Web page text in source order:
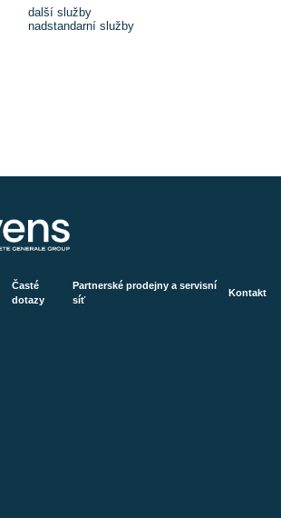
další služby
nadstandarní služby
Časté
dotazy
Partnerské prodejny a servisní
síť
Kontakt